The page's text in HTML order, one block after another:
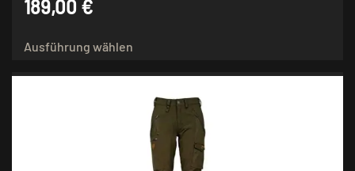
189,00 €
Ausführung wählen
Varianten
auf.
Die
Optionen